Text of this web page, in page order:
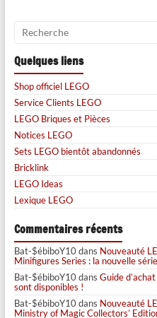
Quelques liens
Shop officiel LEGO
Service Clients LEGO
LEGO Briques et Pièces
Notices LEGO
Sets LEGO bientôt abandonnés
Bricklink
LEGO Ideas
Lexique LEGO
Commentaires récents
Bat-$ébiboY10dans Nouveauté
Minifigures Series : la nouvelle
Bat-$ébiboY10dans Guide
sont disponibles !
Bat-$ébiboY10dans Nouveauté
Ministry of Magic Collectors’